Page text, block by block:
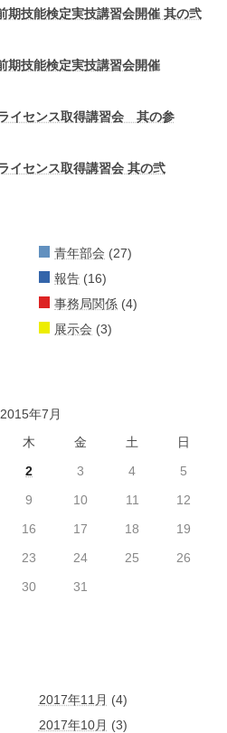
期技能検定実技講習会開催 其の弐
期技能検定実技講習会開催
イセンス取得講習会 其の参
イセンス取得講習会 其の弐
青年部会 (27)
報告 (16)
事務局関係 (4)
展示会 (3)
2015年7月
木 金 土
日
2 3 4
5
9 10 11
12
16 17 18
19
23 24 25
26
30
31
2017年11月 (4)
2017年10月 (3)